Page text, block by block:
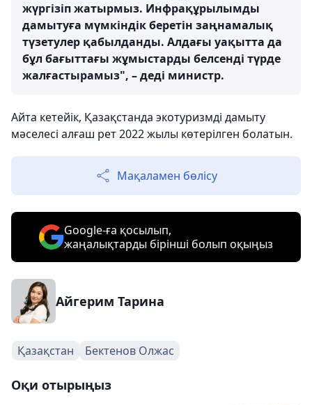
жүргізіп жатырмыз. Инфрақұрылымды
дамытуға мүмкіндік беретін заңнамалық
түзетулер қабылданды. Алдағы уақытта да
бұл бағыттағы жұмыстарды белсенді түрде
жалғастырамыз", – деді министр.
Айта кетейік, Қазақстанда экотуризмді дамыту
мәселесі алғаш рет 2022 жылы көтерілген болатын.
Мақаламен бөлісу
Google-ға қосылып,
жаңалықтарды бірінші болып оқыңыз
Айгерим Тарина
Қазақстан Бектенов Олжас
Оқи отырыңыз